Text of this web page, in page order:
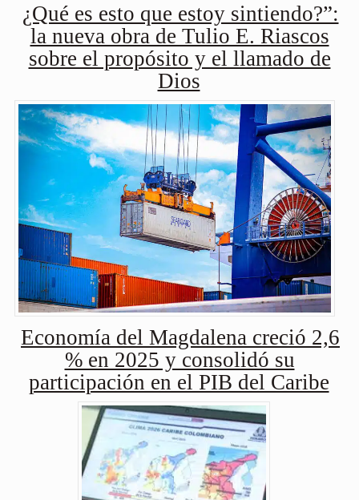
¿Qué es esto que estoy sintiendo?”:
la nueva obra de Tulio E. Riascos
sobre el propósito y el llamado de
Dios
Economía del Magdalena creció 2,6
% en 2025 y consolidó su
participación en el PIB del Caribe